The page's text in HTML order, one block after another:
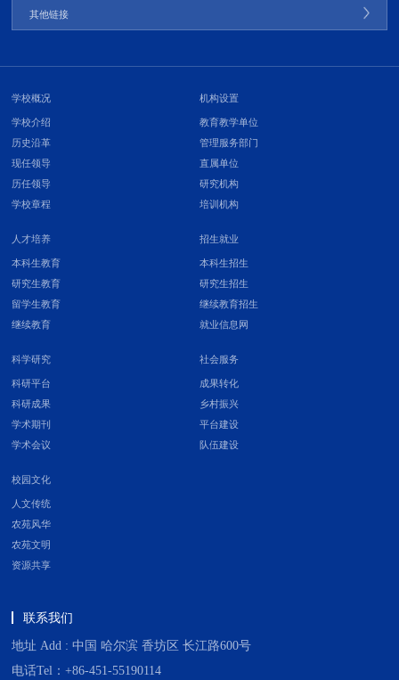
其他链接
学校概况
学校介绍
历史沿革
现任领导
历任领导
学校章程
机构设置
教育教学单位
管理服务部门
直属单位
研究机构
培训机构
人才培养
本科生教育
研究生教育
留学生教育
继续教育
招生就业
本科生招生
研究生招生
继续教育招生
就业信息网
科学研究
科研平台
科研成果
学术期刊
学术会议
社会服务
成果转化
乡村振兴
平台建设
队伍建设
校园文化
人文传统
农苑风华
农苑文明
资源共享
联系我们
地址 Add : 中国 哈尔滨 香坊区 长江路600号
电话Tel：+86-451-55190114